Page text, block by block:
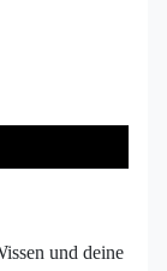
und deine